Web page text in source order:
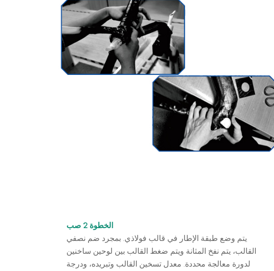
الخطوة 2 صب
يتم وضع طبقة الإطار في قالب فولاذي. بمجرد ضم نصفي
القالب، يتم نفخ المثانة ويتم ضغط القالب بين لوحين ساخنين
لدورة معالجة محددة. معدل تسخين القالب وتبريده، ودرجة